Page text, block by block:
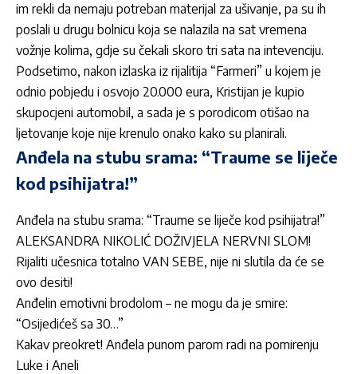
im rekli da nemaju potreban materijal za ušivanje, pa su ih
poslali u drugu bolnicu koja se nalazila na sat vremena
vožnje kolima, gdje su čekali skoro tri sata na intevenciju.
Podsetimo, nakon izlaska iz rijalitija “Farmeri” u kojem je
odnio pobjedu i osvojo 20.000 eura, Kristijan je kupio
skupocjeni automobil, a sada je s porodicom otišao na
ljetovanje koje nije krenulo onako kako su planirali.
Anđela na stubu srama: “Traume se liječe
kod psihijatra!”
Anđela na stubu srama: “Traume se liječe kod psihijatra!”
ALEKSANDRA NIKOLIĆ DOŽIVJELA NERVNI SLOM!
Rijaliti učesnica totalno VAN SEBE, nije ni slutila da će se
ovo desiti!
Anđelin emotivni brodolom – ne mogu da je smire:
“Osijedićeš sa 30…”
Kakav preokret! Anđela punom parom radi na pomirenju
Luke i Aneli